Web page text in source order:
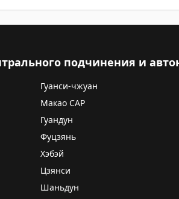
подчинения и
Гуанси-чжуан
Макао САР
Гуандун
Фуцзянь
Хэбэй
Цзянси
Шаньдун